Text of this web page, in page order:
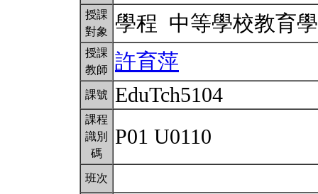
授課
對象
學程 中等學校教育
授課
教師
許育萍
課號 EduTch5104
課程
識別
碼
P01 U0110
班次